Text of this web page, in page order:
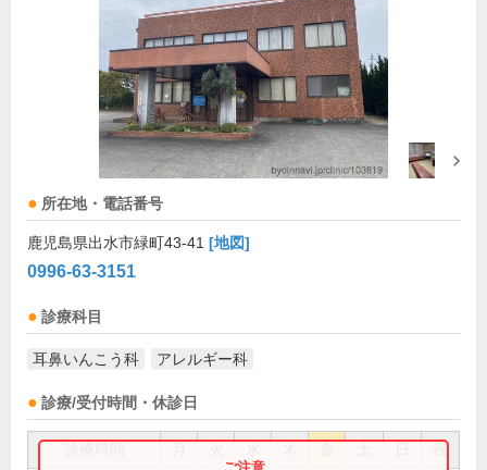
所在地・電話番号
鹿児島県出水市緑町43-41 [地図]
0996-63-3151
診療科目
耳鼻いんこう科 アレルギー科
診療/受付時間・休診日
祝